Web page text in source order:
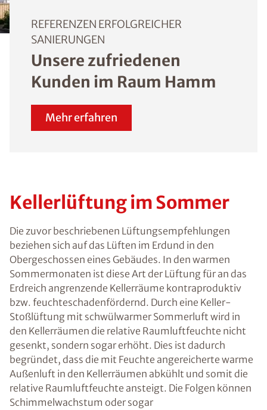
REFERENZEN ERFOLGREICHER
SANIERUNGEN
Unsere zufriedenen
Kunden im Raum Hamm
Mehr erfahren
Kellerlüftung im Sommer
Die zuvor beschriebenen Lüftungsempfehlungen
beziehen sich auf das Lüften im Erdund in den
Obergeschossen eines Gebäudes. In den warmen
Sommermonaten ist diese Art der Lüftung für an das
Erdreich angrenzende Kellerräume kontraproduktiv
bzw. feuchteschadenfördernd. Durch eine Keller-
Stoßlüftung mit schwülwarmer Sommerluft wird in
den Kellerräumen die relative Raumluftfeuchte nicht
gesenkt, sondern sogar erhöht. Dies ist dadurch
begründet, dass die mit Feuchte angereicherte warme
Außenluft in den Kellerräumen abkühlt und somit die
relative Raumluftfeuchte ansteigt. Die Folgen können
Schimmelwachstum oder sogar